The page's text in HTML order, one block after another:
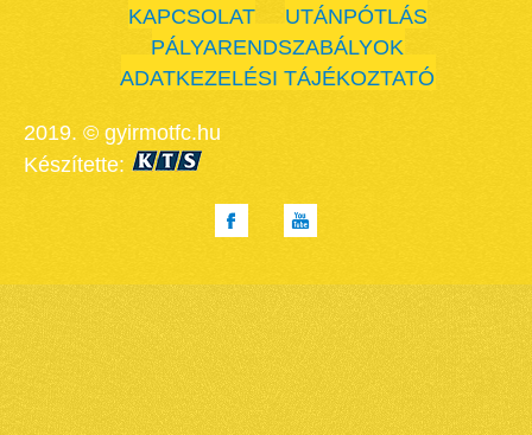
KAPCSOLAT
UTÁNPÓTLÁS
PÁLYARENDSZABÁLYOK
ADATKEZELÉSI TÁJÉKOZTATÓ
2019. © gyirmotfc.hu
Készítette: